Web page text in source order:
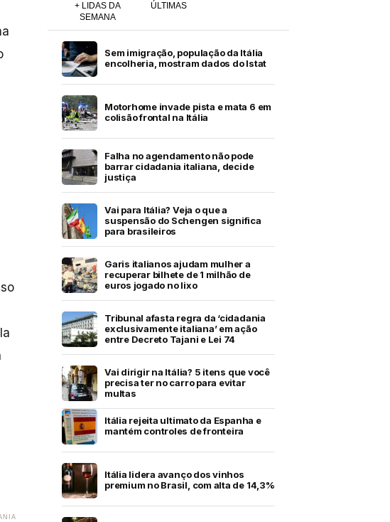
+ LIDAS DA
SEMANA
ÚLTIMAS
Sem imigração, população da Itália
encolheria, mostram dados do Istat
Motorhome invade pista e mata 6 em
colisão frontal na Itália
Falha no agendamento não pode
barrar cidadania italiana, decide
justiça
Vai para Itália? Veja o que a
suspensão do Schengen significa
para brasileiros
Garis italianos ajudam mulher a
recuperar bilhete de 1 milhão de
euros jogado no lixo
Tribunal afasta regra da ‘cidadania
exclusivamente italiana’ em ação
entre Decreto Tajani e Lei 74
Vai dirigir na Itália? 5 itens que você
precisa ter no carro para evitar
multas
Itália rejeita ultimato da Espanha e
mantém controles de fronteira
Itália lidera avanço dos vinhos
premium no Brasil, com alta de 14,3%